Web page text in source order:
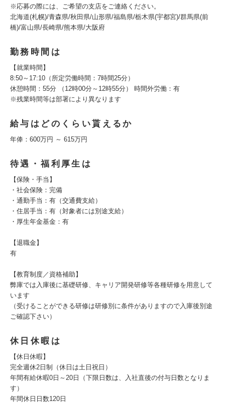
※応募の際には、ご希望の支店をご連絡ください。
北海道(札幌)/青森県/秋田県/山形県/福島県/栃木県(宇都宮)/群馬県(前
橋)/富山県/長崎県/熊本県/大阪府
勤務時間は
【就業時間】
8:50～17:10（所定労働時間：7時間25分）
休憩時間：55分 （12時00分～12時55分） 時間外労働：有
※残業時間等は部署により異なります
給与はどのくらい貰えるか
年俸：600万円 ～ 615万円
待遇・福利厚生は
【保険・手当】
・社会保険：完備
・通勤手当：有（交通費支給）
・住居手当：有（対象者には別途支給）
・厚生年金基金：有
【退職金】
有
【教育制度／資格補助】
弊庫では入庫後に基礎研修、キャリア開発研修等各種研修を用意して
います
（受けることができる研修は研修別に条件がありますので入庫後別途
ご確認下さい）
休日休暇は
【休日休暇】
完全週休2日制（休日は土日祝日）
年間有給休暇0日～20日（下限日数は、入社直後の付与日数となりま
す）
年間休日日数120日